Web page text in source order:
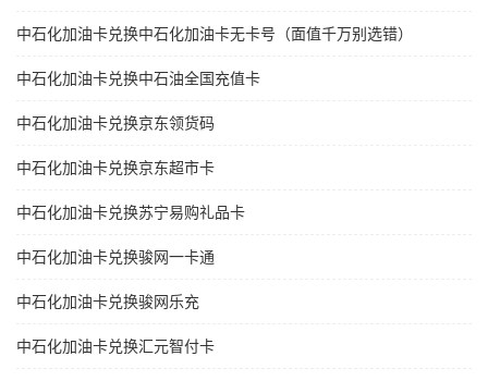
中石化加油卡兑换中石化加油卡无卡号（面值千万别选错）
中石化加油卡兑换中石油全国充值卡
中石化加油卡兑换京东领货码
中石化加油卡兑换京东超市卡
中石化加油卡兑换苏宁易购礼品卡
中石化加油卡兑换骏网一卡通
中石化加油卡兑换骏网乐充
中石化加油卡兑换汇元智付卡